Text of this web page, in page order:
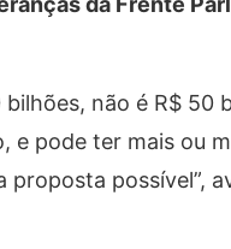
não é R$ 50
e pode ter mais ou
possível”,